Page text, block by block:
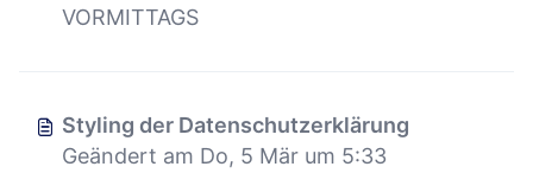
VORMITTAGS
Styling der Datenschutzerklärung
Geändert am Do, 5 Mär um 5:33